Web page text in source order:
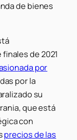
de bienes
de 2021
por
por la
su
que está
con
precios de las